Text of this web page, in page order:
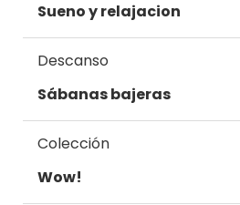
Sueno y relajacion
Descanso
Sábanas bajeras
Colección
Wow!